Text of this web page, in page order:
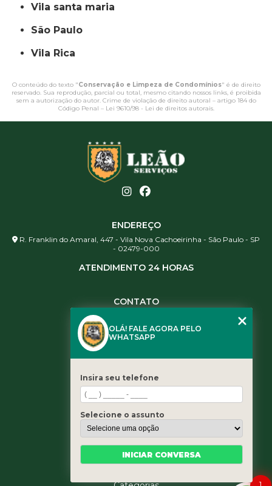
vila santa maria
São Paulo
Vila Rica
O conteúdo do texto "Conservação e Limpeza de Condomínios" é de direito
reservado. Sua reprodução, parcial ou total, mesmo citando nossos links, é proibida
sem a autorização do autor. Crime de violação de direito autoral – artigo 184 do
Código Penal – Lei 9610/98 - Lei de direitos autorais.
ENDEREÇO
R. Franklin do Amaral, 447 - Vila Nova Cachoeirinha - São Paulo - SP
- 02479-000
ATENDIMENTO 24 HORAS
CONTATO
(11) 3461-5871
contato@leaoservicos.com.br
Home
Quem somos
Serviços
Blog
OLÁ! FALE AGORA PELO
WHATSAPP
Insira seu telefone
Selecione o assunto
INICIAR CONVERSA